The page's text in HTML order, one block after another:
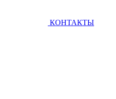
КОНТАКТЫ